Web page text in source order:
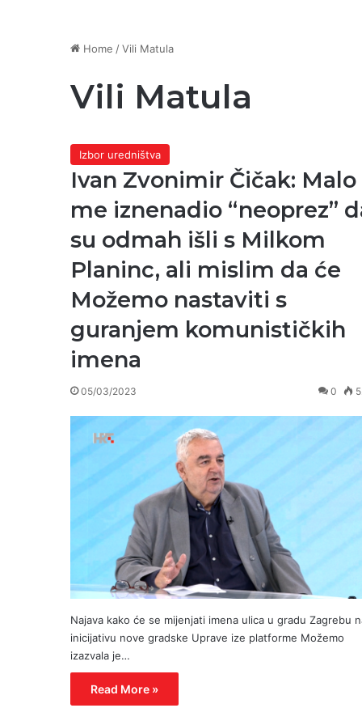
Home /Vili Matula
Vili Matula
Izbor uredništva
Ivan Zvonimir Čičak: Malo
me iznenadio “neoprez”
su odmah išli s Milkom
Planinc, ali mislim da će
Možemo nastaviti s
guranjem komunističkih
imena
05/03/2023 0
Najava kako će se mijenjati imena ulica u gradu Zagrebu
inicijativu nove gradske Uprave ize platforme Možemo
izazvala je…
Read More »